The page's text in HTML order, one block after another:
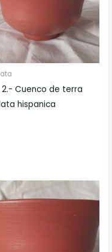
2.- Cuenco de terra
hispanica